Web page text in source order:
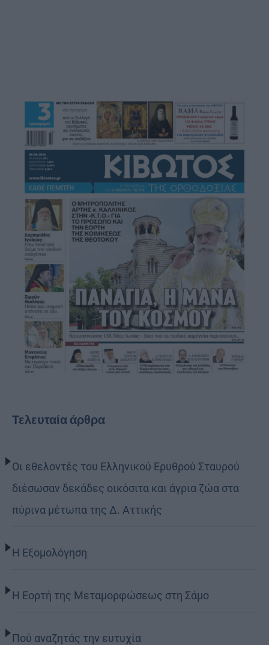
Τελευταία άρθρα
Οι εθελοντές του Ελληνικού Ερυθρού Σταυρού
διέσωσαν δεκάδες οικόσιτα και άγρια ζώα στα
πύρινα μέτωπα της Δ. Αττικής
Η Εξομολόγηση
Η Εορτή της Μεταμορφώσεως στη Σάμο
Πού αναζητάς την ευτυχία